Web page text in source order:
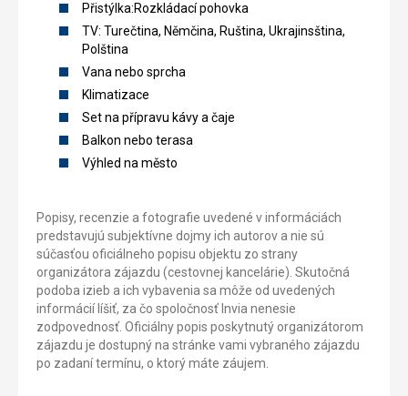
Přistýlka:Rozkládací pohovka
TV: Turečtina, Němčina, Ruština, Ukrajinsština,
Polština
Vana nebo sprcha
Klimatizace
Set na přípravu kávy a čaje
Balkon nebo terasa
Výhled na město
Popisy, recenzie a fotografie uvedené v informáciách
predstavujú subjektívne dojmy ich autorov a nie sú
súčasťou oficiálneho popisu objektu zo strany
organizátora zájazdu (cestovnej kancelárie). Skutočná
podoba izieb a ich vybavenia sa môže od uvedených
informácií líšiť, za čo spoločnosť Invia nenesie
zodpovednosť. Oficiálny popis poskytnutý organizátorom
zájazdu je dostupný na stránke vami vybraného zájazdu
po zadaní termínu, o ktorý máte záujem.